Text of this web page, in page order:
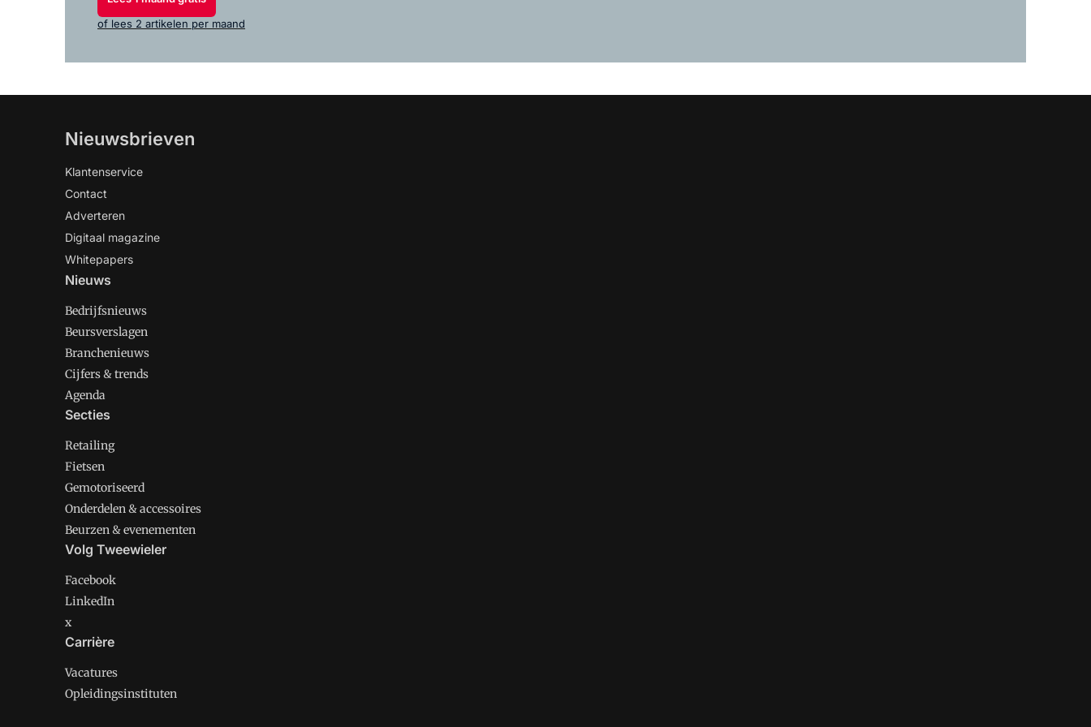
of lees 2 artikelen per maand
Nieuwsbrieven
Klantenservice
Contact
Adverteren
Digitaal magazine
Whitepapers
Nieuws
Bedrijfsnieuws
Beursverslagen
Branchenieuws
Cijfers & trends
Agenda
Secties
Retailing
Fietsen
Gemotoriseerd
Onderdelen & accessoires
Beurzen & evenementen
Volg Tweewieler
Facebook
LinkedIn
x
Carrière
Vacatures
Opleidingsinstituten